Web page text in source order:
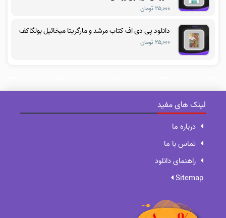
۲۵,۰۰۰ تومان
دانلود پی دی اف کتاب مرشد و مارگریتا میخائیل بولگاکف
۲۵,۰۰۰ تومان
لینک های مفید
درباره ما
تماس با ما
راهنمای دانلود
Sitemap